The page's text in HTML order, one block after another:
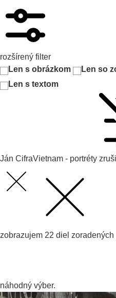
rozšírený filter
Len s obrázkom
Len so
Len s textom
Ján CifraVietnam - portréty
zobrazujem 22 diel zoradených
náhodný výber.